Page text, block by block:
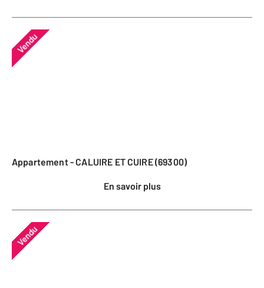
Vendu
Appartement - CALUIRE ET CUIRE (69300)
En savoir plus
Vendu